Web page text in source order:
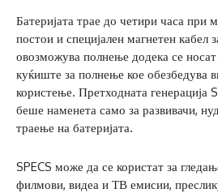
Батеријата трае до четири часа при
постои и специјален магнетен кабел
овозможува полнење додека се
куќиште за полнење кое обезбедува
користење. Претходната генерација
беше наменета само за развивачи,
траење на батеријата.
SPECS може да се користат за
филмови, видеа и ТВ емисии,